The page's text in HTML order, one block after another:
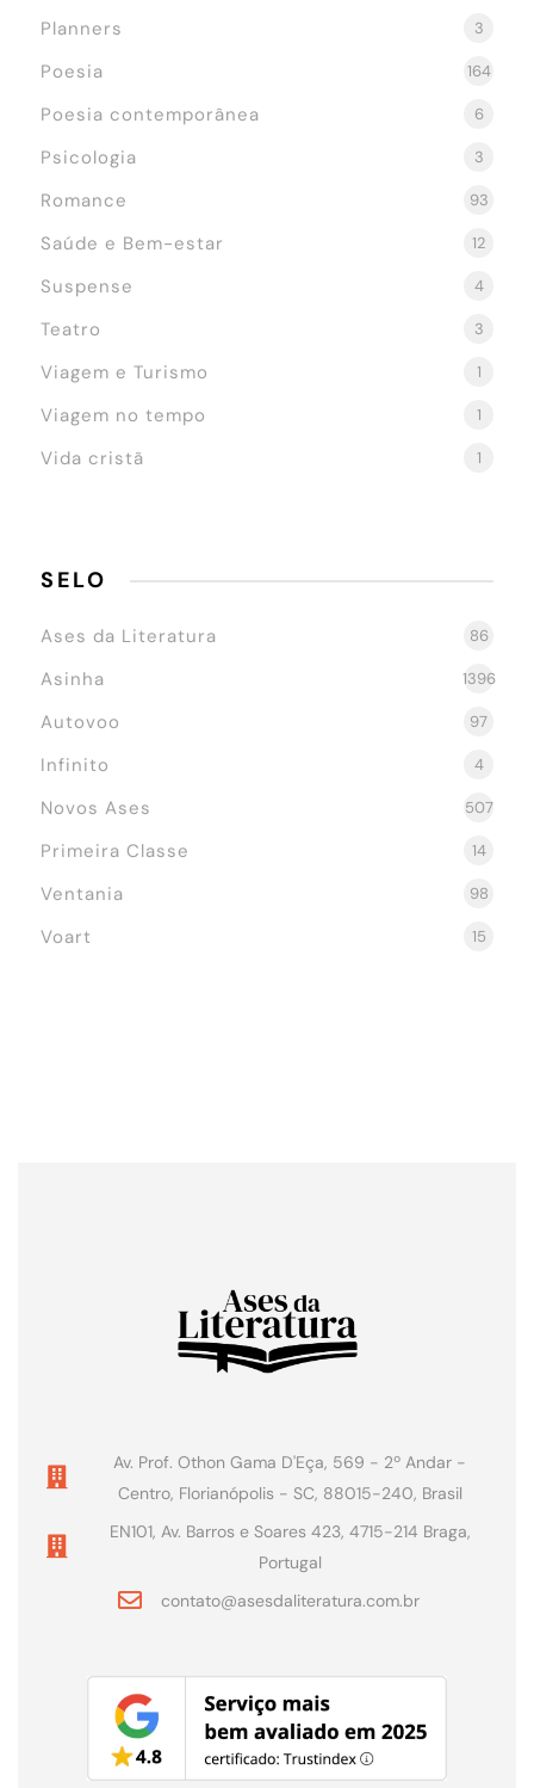
Planners 3
Poesia 164
Poesia contemporânea 6
Psicologia 3
Romance 93
Saúde e Bem-estar 12
Suspense 4
Teatro 3
Viagem e Turismo 1
Viagem no tempo 1
Vida cristã 1
SELO
Ases da Literatura 86
Asinha 1396
Autovoo 97
Infinito 4
Novos Ases 507
Primeira Classe 14
Ventania 98
Voart 15
Av. Prof. Othon Gama D'Eça, 569 - 2º Andar -
Centro, Florianópolis - SC, 88015-240, Brasil
EN101, Av. Barros e Soares 423, 4715-214 Braga,
Portugal
contato@asesdaliteratura.com.br